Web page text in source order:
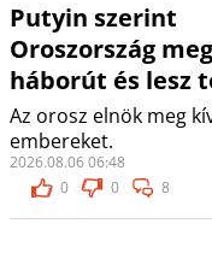
Putyin szerint
Oroszország
háborút és lesz
Az orosz elnök meg
embereket.
2026.08.06 06:48
0
0 8